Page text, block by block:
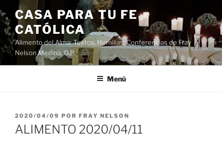
Saltar
al
contenido
CASA PARA TU FE
CATÓLICA
Alimento del Alma: Textos, Homilias, Conferencias de Fray
Nelson Medina, O.P.
Menú
PUBLICADO
EL
2020/04/09 POR FRAY NELSON
ALIMENTO 2020/04/11